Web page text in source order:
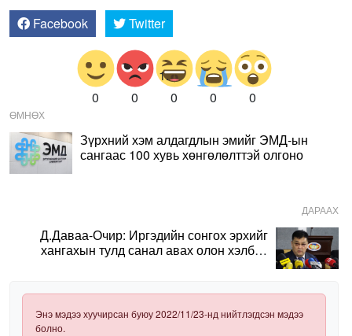
Facebook Twitter
0 0 0 0 0
ӨМНӨХ
Зүрхний хэм алдагдлын эмийг ЭМД-ын
сангаас 100 хувь хөнгөлөлттэй олгоно
ДАРААХ
Д.Даваа-Очир: Иргэдийн сонгох эрхийг
хангахын тулд санал авах олон хэлбэр
Энэ мэдээ хуучирсан буюу 2022/11/23-нд нийтлэгдсэн мэдээ
болно.